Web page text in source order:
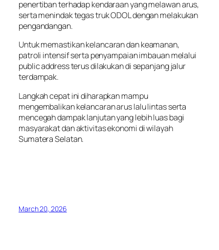
penertiban terhadap kendaraan yang melawan arus,
serta menindak tegas truk ODOL dengan melakukan
pengandangan.
Untuk memastikan kelancaran dan keamanan,
patroli intensif serta penyampaian imbauan melalui
public address terus dilakukan di sepanjang jalur
terdampak.
Langkah cepat ini diharapkan mampu
mengembalikan kelancaran arus lalu lintas serta
mencegah dampak lanjutan yang lebih luas bagi
masyarakat dan aktivitas ekonomi di wilayah
Sumatera Selatan.
March 20, 2026